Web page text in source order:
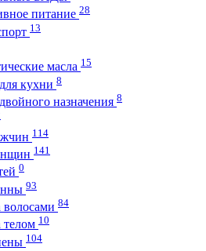
питание 28
13
масла 15
кухни 8
назначения 8
114
141
0
93
волосами 84
телом 10
104